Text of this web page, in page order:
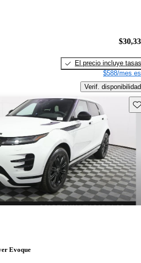
El precio incluye tasas
$588/mes
Verif. disponibilidad
Evoque